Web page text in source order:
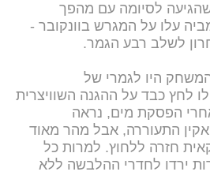
לסיומה עם מהפך
עלו על המגרש בוונקובר -
לשלב רבע הגמר.
היו לגמרי של
לחץ כבד על ההגנה השוויצרית
הפסקת מים, נראה
התעוררה, אבל מהר מאוד
חזרה ללחוץ. למרות כל
ירדו לחדרי ההלבשה ללא